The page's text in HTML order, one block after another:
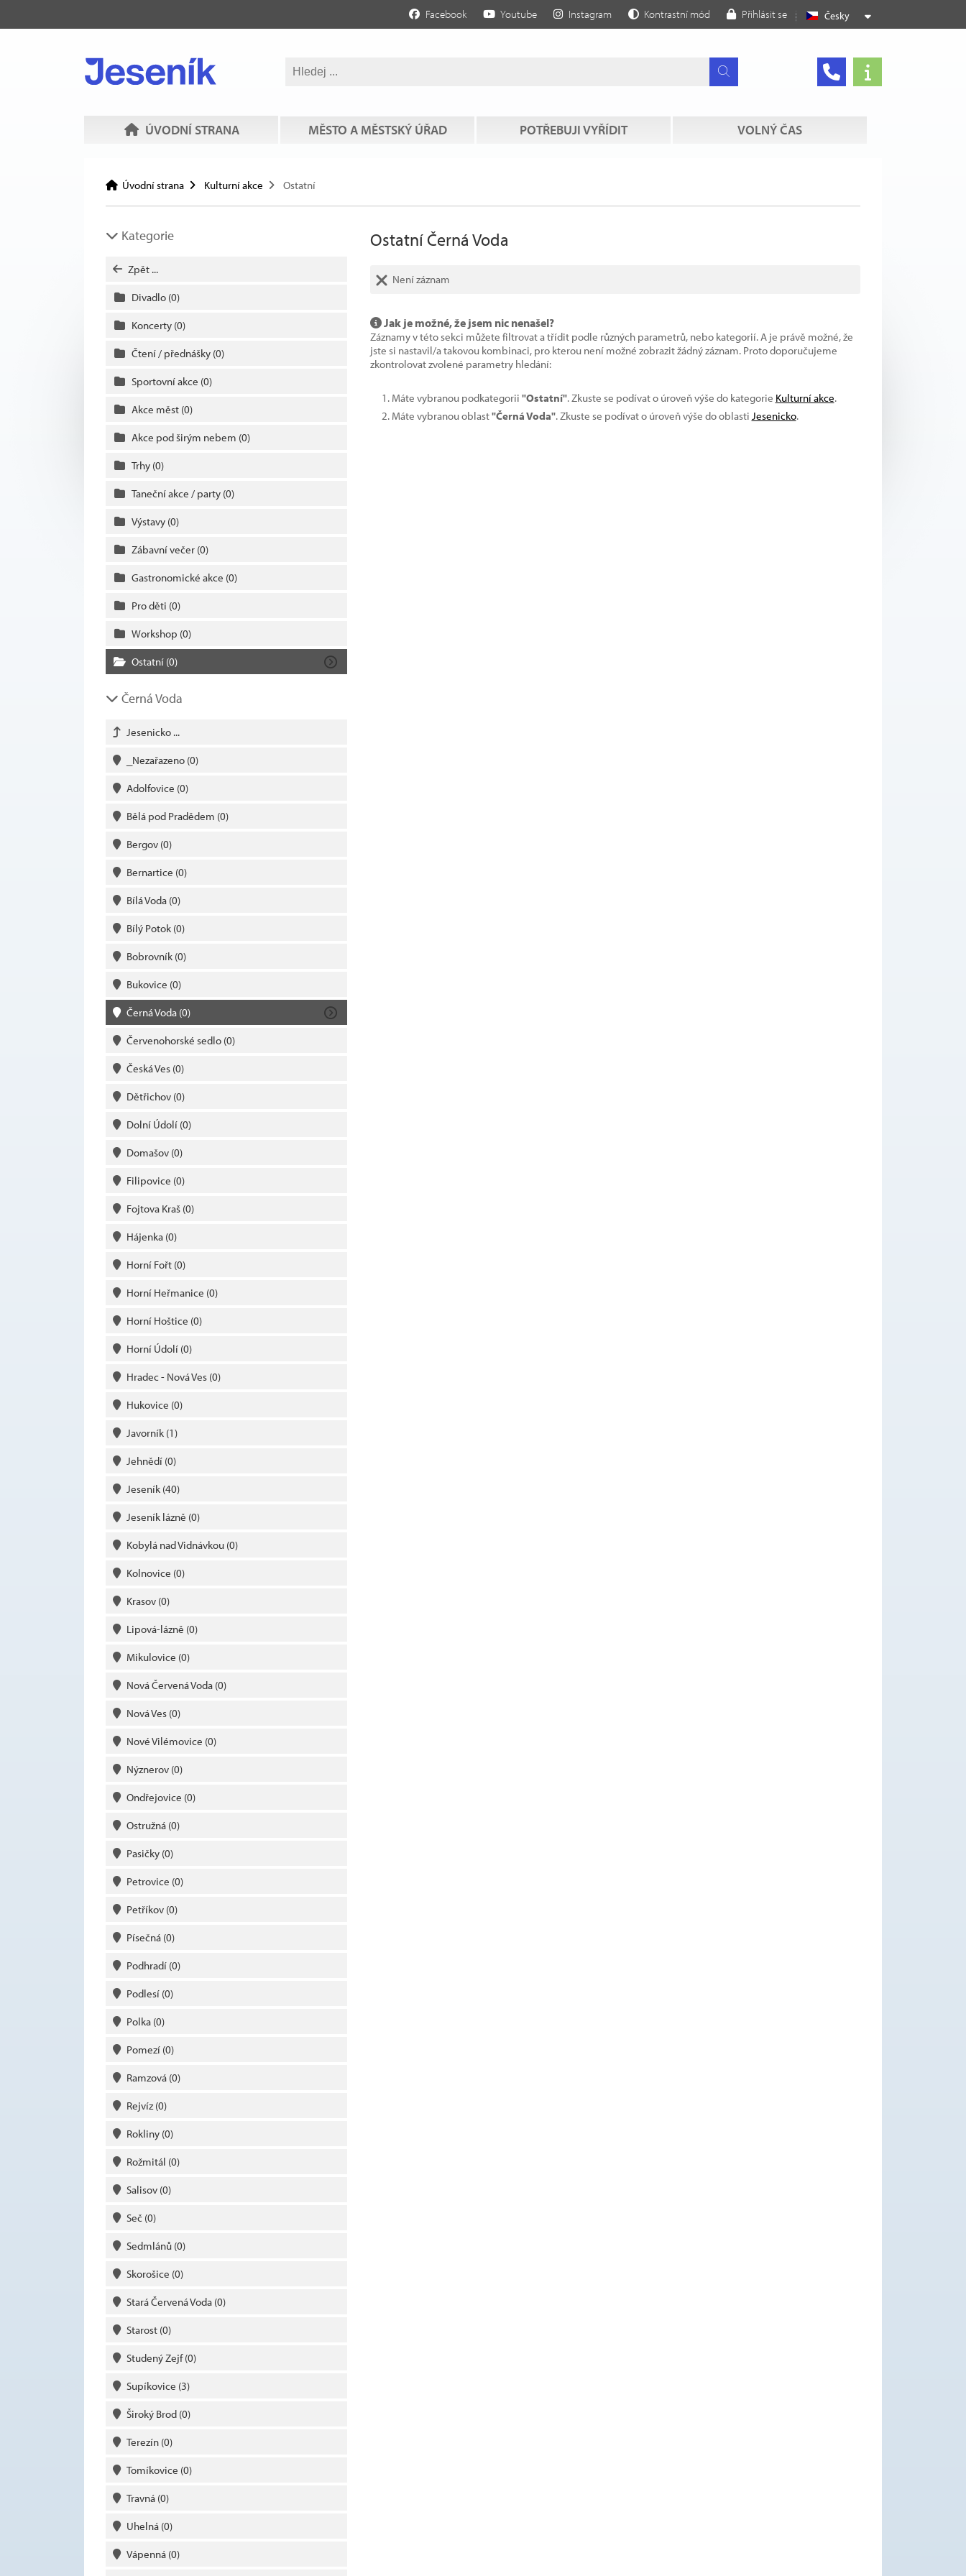
Česky
Facebook Youtube Instagram Kontrastní mód Přihlásit se
ÚVODNÍ STRANA MĚSTO A MĚSTSKÝ ÚŘAD POTŘEBUJI VYŘÍDIT VOLNÝ ČAS
Úvodní strana Kulturní akce Ostatní
Kategorie
Zpět ...
Divadlo (0)
Koncerty (0)
Čtení / přednášky (0)
Sportovní akce (0)
Akce měst (0)
Akce pod širým nebem (0)
Trhy (0)
Taneční akce / party (0)
Výstavy (0)
Zábavní večer (0)
Gastronomické akce (0)
Pro děti (0)
Workshop (0)
Ostatní (0)
Černá Voda
Jesenicko ...
_Nezařazeno (0)
Adolfovice (0)
Bělá pod Pradědem (0)
Bergov (0)
Bernartice (0)
Bílá Voda (0)
Bílý Potok (0)
Bobrovník (0)
Bukovice (0)
Černá Voda (0)
Červenohorské sedlo (0)
Česká Ves (0)
Dětřichov (0)
Dolní Údolí (0)
Domašov (0)
Filipovice (0)
Fojtova Kraš (0)
Hájenka (0)
Horní Fořt (0)
Horní Heřmanice (0)
Horní Hoštice (0)
Horní Údolí (0)
Hradec - Nová Ves (0)
Hukovice (0)
Javorník (1)
Jehnědí (0)
Jeseník (40)
Jeseník lázně (0)
Kobylá nad Vidnávkou (0)
Kolnovice (0)
Krasov (0)
Lipová-lázně (0)
Mikulovice (0)
Nová Červená Voda (0)
Nová Ves (0)
Nové Vilémovice (0)
Nýznerov (0)
Ondřejovice (0)
Ostružná (0)
Pasičky (0)
Petrovice (0)
Petříkov (0)
Písečná (0)
Podhradí (0)
Podlesí (0)
Polka (0)
Pomezí (0)
Ramzová (0)
Rejvíz(0)
Rokliny (0)
Rožmitál (0)
Salisov (0)
Seč (0)
Sedmlánů (0)
Skorošice (0)
Stará Červená Voda (0)
Starost (0)
Studený Zejf(0)
Supíkovice (3)
Široký Brod (0)
Terezín (0)
Tomíkovice (0)
Travná (0)
Uhelná (0)
Vápenná (0)
Ostatní Černá Voda
Není záznam
Jak je možné, že jsem nic nenašel?
Záznamy v této sekci můžete filtrovat a třídit podle různých parametrů, nebo kategorií. A je právě možné, že
jste si nastavil/a takovou kombinaci, pro kterou není možné zobrazit žádný záznam. Proto doporučujeme
zkontrolovat zvolené parametry hledání:
Máte vybranou podkategorii "Ostatní". Zkuste se podívat o úroveň výše do kategorie Kulturní akce.
Máte vybranou oblast"Černá Voda". Zkuste se podívat o úroveň výše do oblasti Jesenicko.